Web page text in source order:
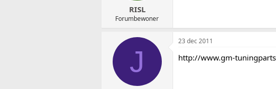
RISL
Forumbewoner
J
23 dec 2011
http://www.gm-